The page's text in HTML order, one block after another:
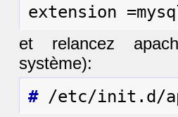
et relancez
système):
#